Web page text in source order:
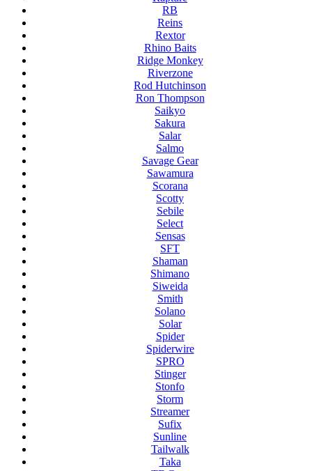
RB
Reins
Rextor
Rhino Baits
Ridge Monkey
Riverzone
Rod Hutchinson
Ron Thompson
Saikyo
Sakura
Salar
Salmo
Savage Gear
Sawamura
Scorana
Scotty
Sebile
Select
Sensas
SFT
Shaman
Shimano
Siweida
Smith
Solano
Solar
Spider
Spiderwire
SPRO
Stinger
Stonfo
Storm
Streamer
Sufix
Sunline
Tailwalk
Taka